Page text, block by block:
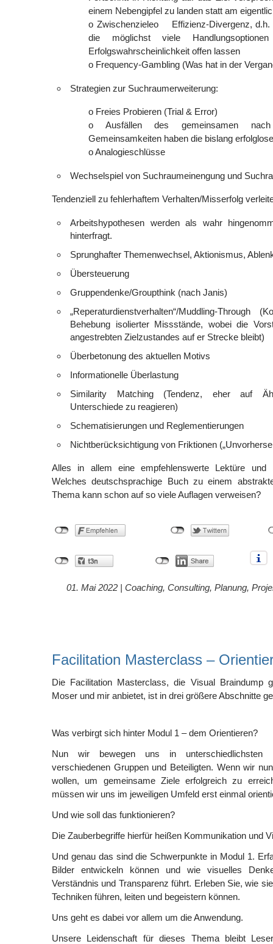
einem Nebengipfel zu landen statt am
o Zwischenzieleo Effizienz-Divergenz, d.h.
die möglichst viele
Erfolgswahrscheinlichkeit offen lassen
o Frequency-Gambling (Was hat in der
Strategien zur Suchraumerweiterung:
o Freies Probieren (Trial & Error)
o Ausfällen des gemeinsamen
Gemeinsamkeiten haben die bislang
o Analogieschlüsse
Wechselspiel von Suchraumeinengung und
Tendenziell zu fehlerhaftem Verhalten/Misserfolg
Arbeitshypothesen werden als wahr
hinterfragt.
Sprunghafter Themenwechsel, Aktionismus,
Übersteuerung
Gruppendenke/Groupthink (nach Janis)
„Reperaturdienstverhalten“/Muddling-Through
Behebung isolierter Missstände, wobei die
angestrebten Zielzustandes auf er Strecke bleibt)
Überbetonung des aktuellen Motivs
Informationelle Überlastung
Similarity Matching (Tendenz, eher auf
Unterschiede zu reagieren)
Schematisierungen und Reglementierungen
Nichtberücksichtigung von Friktionen
Alles in allem eine empfehlenswerte Lektüre und
Welches deutschsprachige Buch zu einem
Thema kann schon auf so viele Auflagen verweisen?
01. Mai 2022 | Coaching, Consulting, Planung,
Facilitation Masterclass –
Die Facilitation Masterclass, die Visual Braindump
Moser und mir anbietet, ist in drei größere Abschnitte
Was verbirgt sich hinter Modul 1 – dem Orientieren?
Nun wir bewegen uns in unterschiedlichsten
verschiedenen Gruppen und Beteiligten. Wenn wir
wollen, um gemeinsame Ziele erfolgreich zu
müssen wir uns im jeweiligen Umfeld erst einmal
Und wie soll das funktionieren?
Die Zauberbegriffe hierfür heißen Kommunikation und
Und genau das sind die Schwerpunkte in Modul 1.
Bilder entwickeln können und wie visuelles
Verständnis und Transparenz führt. Erleben Sie, wie
Techniken führen, leiten und begeistern können.
Uns geht es dabei vor allem um die Anwendung.
Unsere Leidenschaft für dieses Thema bleibt